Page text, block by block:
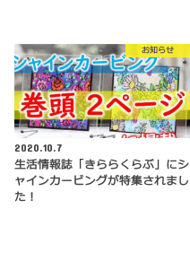
お知らせ
2020.10.7
生活情報誌「きららくらぶ」にシ
ャインカービングが特集されまし
た！